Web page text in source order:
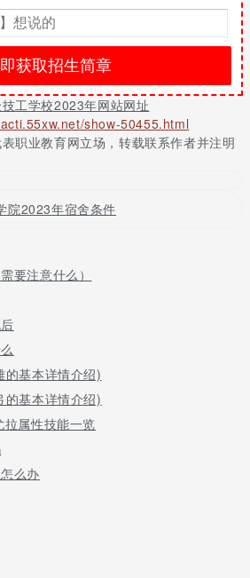
有5名教师在全省技工院校教师能力竞赛
生被评为南京市最美职校生，3名学生被
名学生被评为江苏省最美职校生，1名学
进个人，87名师生受到省市团委、人
年学校当选江苏省中华职业教育社民
。
特色
、肯吃苦、留得住、干得好”的高质量应
习，这样毕业就可以获得国家承认的大
的同学，报考五年制的卫校也可以，读
。
学校2023年网站网址请留言或者咨询老
工学校2023年网站网址
show-50455.html
职业教育网立场，转载联系作者并注明
院2023年宿舍条件
要注意什么）
的基本详情介绍)
的基本详情介绍)
属性技能一览
么办